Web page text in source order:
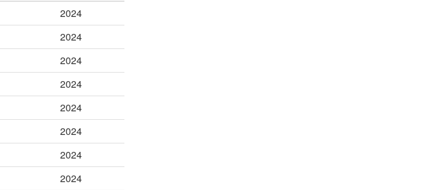
2024
2024
2024
2024
2024
2024
2024
2024